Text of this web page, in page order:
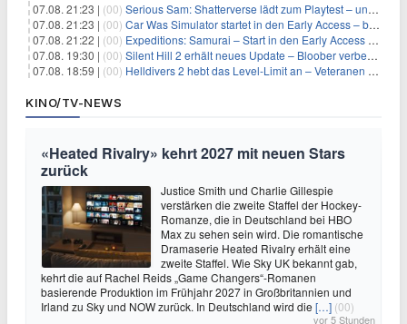
07.08. 21:23 | (00) Serious Sam: Shatterverse lädt zum Playtest – und erscheint schon bald!
07.08. 21:23 | (00) Car Was Simulator startet in den Early Access – bald gehts los!
07.08. 21:22 | (00) Expeditions: Samurai – Start in den Early Access ab heute im feudalen Japan
07.08. 19:30 | (00) Silent Hill 2 erhält neues Update – Bloober verbessert Grafik und Performance
07.08. 18:59 | (00) Helldivers 2 hebt das Level-Limit an – Veteranen können endlich weiter aufsteigen
KINO/TV-NEWS
«Heated Rivalry» kehrt 2027 mit neuen Stars
zurück
Justice Smith und Charlie Gillespie
verstärken die zweite Staffel der Hockey-
Romanze, die in Deutschland bei HBO
Max zu sehen sein wird. Die romantische
Dramaserie Heated Rivalry erhält eine
zweite Staffel. Wie Sky UK bekannt gab,
kehrt die auf Rachel Reids „Game Changers“-Romanen
basierende Produktion im Frühjahr 2027 in Großbritannien und
Irland zu Sky und NOW zurück. In Deutschland wird die […] (00)
vor 5 Stunden